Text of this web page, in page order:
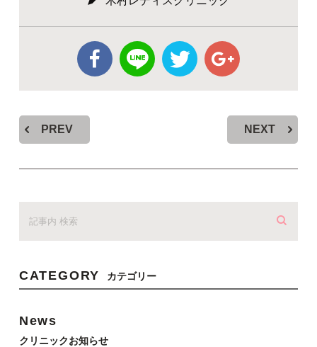
PREV NEXT
CATEGORY カテゴリー
News
クリニックお知らせ